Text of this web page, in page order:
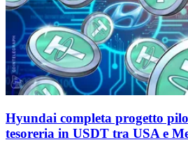
Hyundai completa progetto
tesoreria in USDT tra USA e